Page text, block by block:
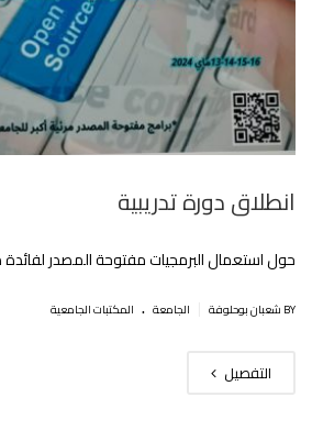
انطلاق دورة تدريبية
حول استعمال البرمجيات مفتوحة المصدر
BY شعبان بوحلوفة الجامعة . المكتبات الجامعية
التفصيل